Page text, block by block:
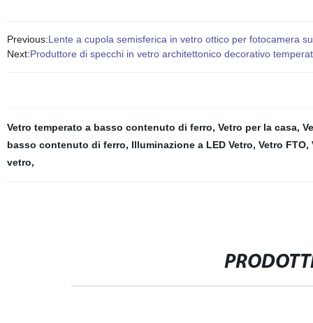
Previous:Lente a cupola semisferica in vetro ottico per fotocamera
Next:Produttore di specchi in vetro architettonico decorativo
Vetro temperato a basso contenuto di ferro, Vetro per la casa,
basso contenuto di ferro, Illuminazione a LED Vetro, Vetro FTO,
vetro,